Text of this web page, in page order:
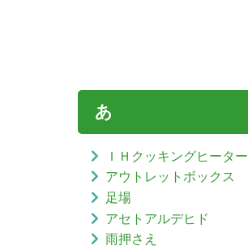
あ
ＩＨクッキングヒーター
アウトレットボックス
足場
アセトアルデヒド
雨押さえ